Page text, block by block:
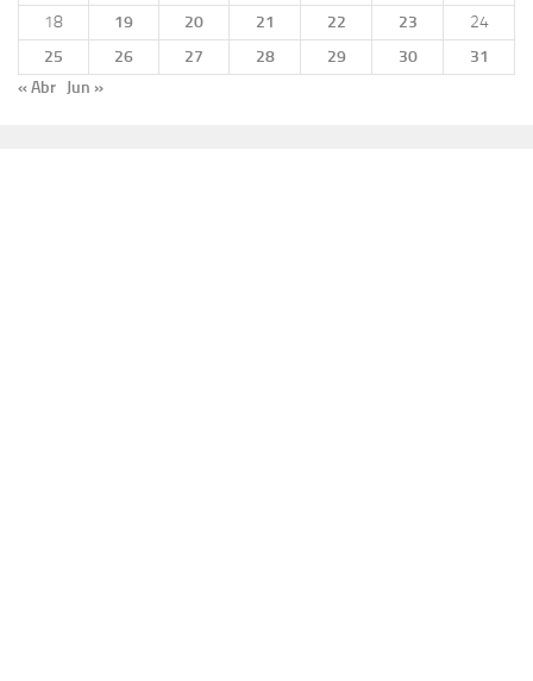
18
19 20 21 22 23
24
25
26 27 28 29 30
31
« Abr Jun »